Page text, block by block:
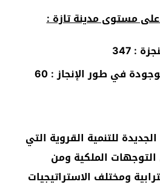
على مستوى مدينة تازة :
: 347
في طور الإنجاز : 60
للتنمية القروية التي
الملكية ومن
ومختلف الاستراتيجيات